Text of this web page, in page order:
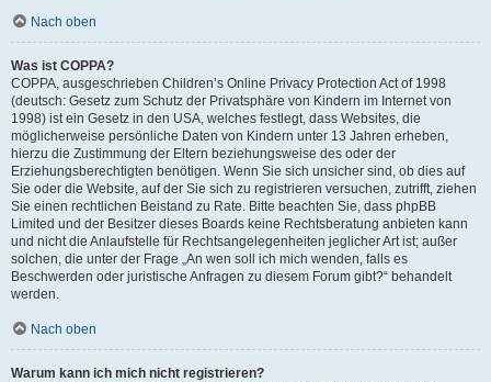
Nach oben
Was ist COPPA?
COPPA, ausgeschrieben Children’s Online Privacy Protection Act of 1998
(deutsch: Gesetz zum Schutz der Privatsphäre von Kindern im Internet von
1998) ist ein Gesetz in den USA, welches festlegt, dass Websites, die
möglicherweise persönliche Daten von Kindern unter 13 Jahren erheben,
hierzu die Zustimmung der Eltern beziehungsweise des oder der
Erziehungsberechtigten benötigen. Wenn Sie sich unsicher sind, ob dies auf
Sie oder die Website, auf der Sie sich zu registrieren versuchen, zutrifft, ziehen
Sie einen rechtlichen Beistand zu Rate. Bitte beachten Sie, dass phpBB
Limited und der Besitzer dieses Boards keine Rechtsberatung anbieten kann
und nicht die Anlaufstelle für Rechtsangelegenheiten jeglicher Art ist; außer
solchen, die unter der Frage „An wen soll ich mich wenden, falls es
Beschwerden oder juristische Anfragen zu diesem Forum gibt?“ behandelt
werden.
Nach oben
Warum kann ich mich nicht registrieren?